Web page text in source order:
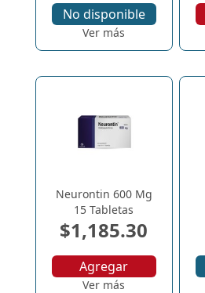
No disponible
Ver más
Neurontin 600 Mg
15 Tabletas
$1,185.30
Agregar
Ver más